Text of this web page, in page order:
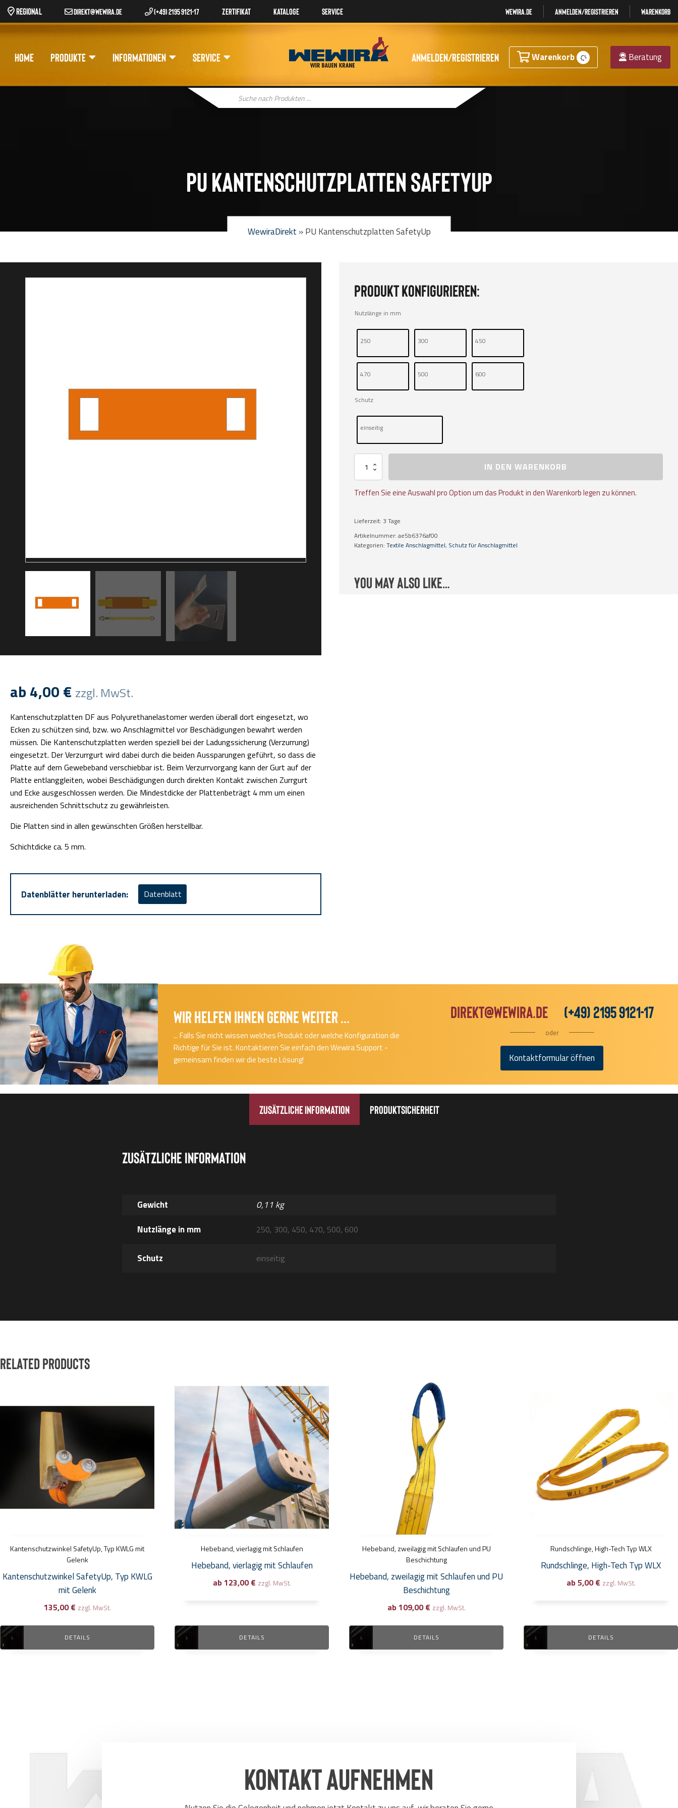
REGIONAL DIREKT@WEWIRA.DE (+49) 2195 9121-17 Zertifikat Kataloge Service Wewira.de Anmelden/registrieren Warenkorb
HOME PRODUKTE INFORMATIONEN SERVICE Anmelden/registrieren Warenkorb Beratung
Products
search
PU Kantenschutzplatten SafetyUp
WewiraDirekt »PU Kantenschutzplatten SafetyUp
ab4,00€ zzgl. MwSt.
Kantenschutzplatten DF aus Polyurethanelastomer werden überall dort eingesetzt, wo
Ecken zu schützen sind, bzw. wo Anschlagmittel vor Beschädigungen bewahrt werden
müssen. Die Kantenschutzplatten werden speziell bei der Ladungssicherung (Verzurrung)
eingesetzt. Der Verzurrgurt wird dabei durch die beiden Aussparungen geführt, so dass die
Platte auf dem Gewebeband verschiebbar ist. Beim Verzurrvorgang kann der Gurt auf der
Platte entlanggleiten, wobei Beschädigungen durch direkten Kontakt zwischen Zurrgurt
und Ecke ausgeschlossen werden. Die Mindestdicke der Plattenbeträgt 4 mm um einen
ausreichenden Schnittschutz zu gewährleisten.
Die Platten sind in allen gewünschten Größen herstellbar.
Schichtdicke ca. 5 mm.
Datenblätter herunterladen: Datenblatt
Produkt konfigurieren:
Nutzlänge in mm
250 300 450
470 500 600
Schutz
einseitig
Kantenschutzplatten
SafetyUp
Menge
IN DEN WARENKORB
Treffen Sie eine Auswahl pro Option um das Produkt in den Warenkorb legen zu können.
Lieferzeit: 3 Tage
Artikelnummer: ae5b6376af00
Kategorien: Textile Anschlagmittel, Schutz für Anschlagmittel
You may also like…
Wir helfen Ihnen gerne Weiter ...
... Falls Sie nicht wissen welches Produkt oder welche Konfiguration die
Richtige für Sie ist. Kontaktieren Sie einfach den Wewira Support -
gemeinsam finden wir die beste Lösung!
direkt@wewira.de (+49) 2195 9121-17
oder
Kontaktformular öffnen
Zusätzliche Information Produktsicherheit
Zusätzliche Information
Gewicht
0,11 kg
Nutzlänge in mm
250, 300, 450, 470, 500, 600
Schutz einseitig
Related products
Kantenschutzwinkel SafetyUp, Typ KWLG mit
Gelenk
Kantenschutzwinkel SafetyUp, Typ KWLG
mit Gelenk
135,00€ zzgl. MwSt.
DETAILS
Hebeband, vierlagig mit Schlaufen
Hebeband, vierlagig mit Schlaufen
ab 123,00€ zzgl. MwSt.
DETAILS
Dieses
Varianten
Optionen
können
der
gewählt
werden
Hebeband, zweilagig mit Schlaufen und PU
Beschichtung
Hebeband, zweilagig mit Schlaufen und PU
Beschichtung
ab 109,00€ zzgl. MwSt.
DETAILS
gewählt
Rundschlinge, High-Tech Typ WLX
Rundschlinge, High-Tech Typ WLX
ab5,00€ zzgl. MwSt.
DETAILS
Optionen
können
gewählt
werden
Kontakt aufnehmen